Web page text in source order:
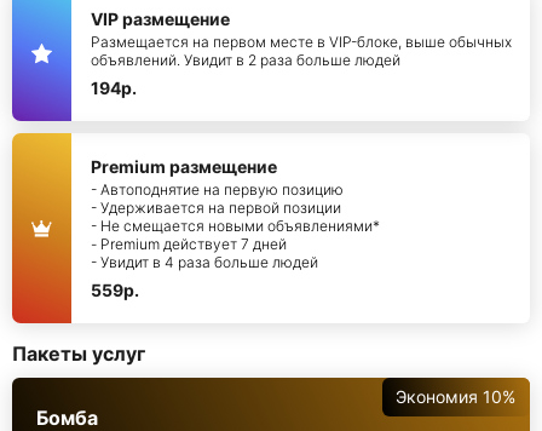
VIP размещение
Размещается на первом месте в VIP-блоке, выше обычных
объявлений. Увидит в 2 раза больше людей
194р.
Premium размещение
- Автоподнятие на первую позицию
- Удерживается на первой позиции
- Не смещается новыми объявлениями*
- Premium действует 7 дней
- Увидит в 4 раза больше людей
559р.
Пакеты услуг
Экономия 10%
Бомба